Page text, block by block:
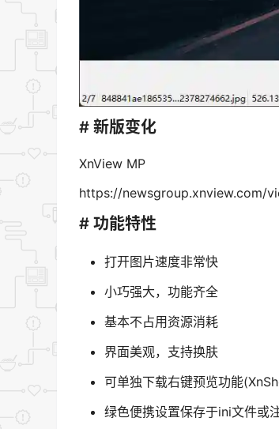
# 新版变化
XnView MP
https://newsgroup.xnview.com/
# 功能特性
打开图片速度非常快
小巧强大，功能齐全
基本不占用资源消耗
界面美观，支持换肤
可单独下载右键预览功能
绿色便携设置保存于ini文件或